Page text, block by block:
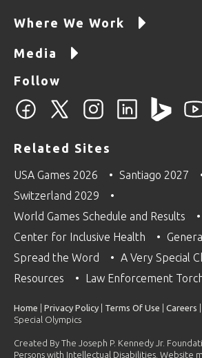
Where We Work
Media
Follow
Related Sites
USA Games 2026
Santiago 2027
Switzerland 2029
World Games Schedule and Results
Center for Inclusive Health
Spread the Word
A Very Special
Resources
Law Enforcement
Home Privacy Policy Terms Of Use Careers
Special Olympics
Created By The Joseph P. Kennedy Jr.
Persons with Intellectual Disabilities. Website